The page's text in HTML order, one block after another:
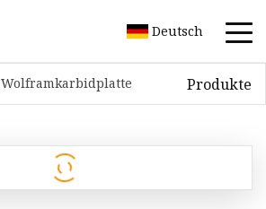
Deutsch
Wolframkarbidplatte Produkte